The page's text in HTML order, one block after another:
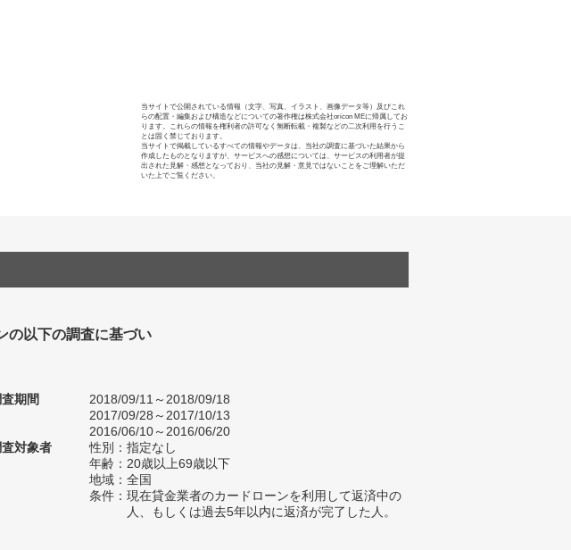
当サイトで公開されている情報（文字、写真、イラスト、画像データ等）及びこれ
らの配置・編集および構造などについての著作権は株式会社oricon MEに帰属してお
ります。これらの情報を権利者の許可なく無断転載・複製などの二次利用を行うこ
とは固く禁じております。
当サイトで掲載しているすべての情報やデータは、当社の調査に基づいた結果から
作成したものとなりますが、サービスへの感想については、サービスの利用者が提
出された見解・感想となっており、当社の見解・意見ではないことをご理解いただ
いた上でご覧ください。
の以下の調査に基づい
期間
2018/09/11～2018/09/18
2017/09/28～2017/10/13
2016/06/10～2016/06/20
対象者
性別：指定なし
年齢：20歳以上69歳以下
地域：全国
条件：現在貸金業者のカードローンを利用して返済中の
人、もしくは過去5年以内に返済が完了した人。